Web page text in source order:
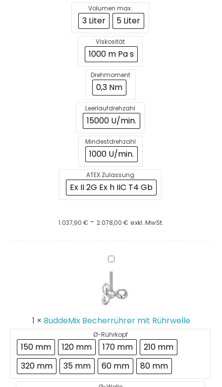
Volumen max.
3 Liter 5 Liter
Viskosität
1000 m Pa s
Drehmoment
0,3 Nm
Leerlaufdrehzahl
15000 U/min.
Mindestdrehzahl
1000 U/min.
ATEX Zulassung
Ex II 2G Ex h IIC T4 Gb
1.037,90 € - 2.078,00 € exkl. MwSt.
BuddeMix
Becherrührer
mit
Rührwelle
1 × BuddeMix Becherrührer mit Rührwelle
Ø-Rührkopf
150 mm 120 mm 170 mm
210 mm
320 mm
35 mm 60 mm 80 mm